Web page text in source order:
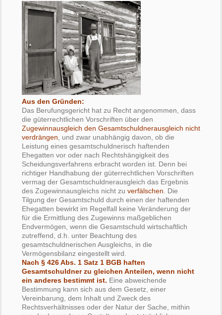
Aus den Gründen:
Das Berufungsgericht hat zu Recht angenommen, dass
die güterrechtlichen Vorschriften über den
Zugewinnausgleich den Gesamtschuldnerausgleich nicht
verdrängen , und zwar unabhängig davon, ob die
Leistung eines gesamtschuldnerisch haftenden
Ehegatten vor oder nach Rechtshängigkeit des
Scheidungsverfahrens erbracht worden ist. Denn bei
richtiger Handhabung der güterrechtlichen Vorschriften
vermag der Gesamtschuldnerausgleich das Ergebnis
des Zugewinnausgleichs nicht zu verfälschen . Die
Tilgung der Gesamtschuld durch einen der haftenden
Ehegatten bewirkt im Regelfall keine Veränderung der
für die Ermittlung des Zugewinns maßgeblichen
Endvermögen, wenn die Gesamtschuld wirtschaftlich
zutreffend, d.h. unter Beachtung des
gesamtschuldnerischen Ausgleichs, in die
Vermögensbilanz eingestellt wird.
Nach § 426 Abs. 1 Satz 1 BGB haften
Gesamtschuldner zu gleichen Anteilen, wenn nicht
ein anderes bestimmt ist. Eine abweichende
Bestimmung kann sich aus dem Gesetz, einer
Vereinbarung, dem Inhalt und Zweck des
Rechtsverhältnisses oder der Natur der Sache, mithin